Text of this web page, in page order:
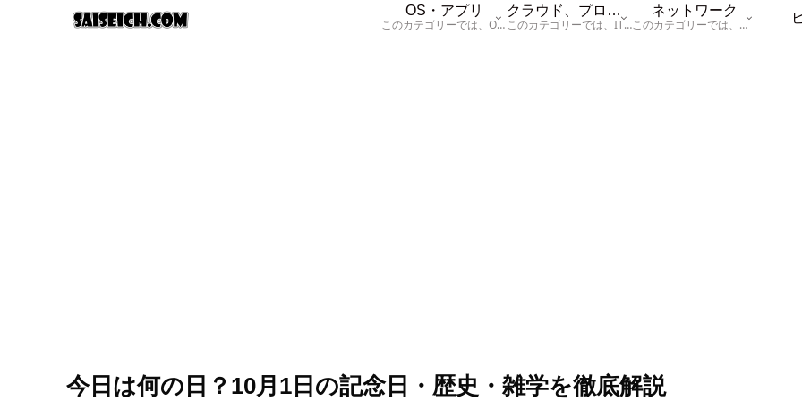
OS・アプリ
このカテゴリーでは、OSに関する情報を記載しています。
クラウド、プログラム
このカテゴリーでは、ITに関する基本的な情報として「ハードウェア、「サーバー」、「データベース、「ネットワーク」、「セキュリティ」、「プログラム」に関する情報を記載しています。
ネットワーク
このカテゴリーでは、「ネットワーク」に関する情報を記載しています。
今日は何の日？10月1日の記念日・歴史・雑学を徹底解説